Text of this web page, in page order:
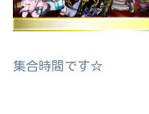
集合時間です☆